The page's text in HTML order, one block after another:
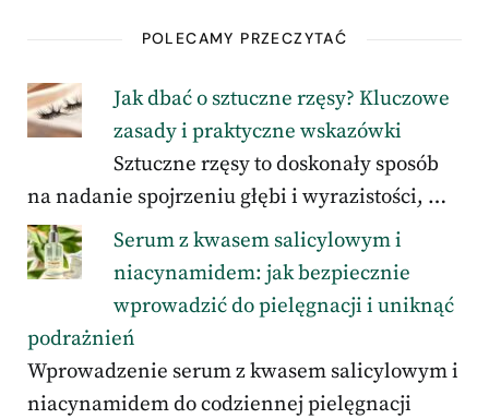
POLECAMY PRZECZYTAĆ
Jak dbać o sztuczne rzęsy? Kluczowe
zasady i praktyczne wskazówki
Sztuczne rzęsy to doskonały sposób
na nadanie spojrzeniu głębi i wyrazistości, …
Serum z kwasem salicylowym i
niacynamidem: jak bezpiecznie
wprowadzić do pielęgnacji i uniknąć
podrażnień
Wprowadzenie serum z kwasem salicylowym i
niacynamidem do codziennej pielęgnacji